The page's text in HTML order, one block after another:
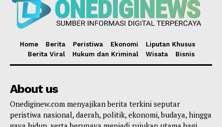
Home Berita Peristiwa Ekonomi
Liputan Khusus
Berita Viral
Hukum dan Kriminal Wisata Bisnis
About us
Onediginew.com menyajikan berita terkini seputar
peristiwa nasional, daerah, politik, ekonomi, budaya, hingga